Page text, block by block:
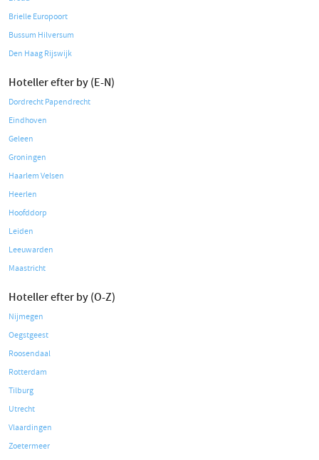
Brielle Europoort
Bussum Hilversum
Den Haag Rijswijk
Hoteller efter by (E-N)
Dordrecht Papendrecht
Eindhoven
Geleen
Groningen
Haarlem Velsen
Heerlen
Hoofddorp
Leiden
Leeuwarden
Maastricht
Hoteller efter by (O-Z)
Nijmegen
Oegstgeest
Roosendaal
Rotterdam
Tilburg
Utrecht
Vlaardingen
Zoetermeer